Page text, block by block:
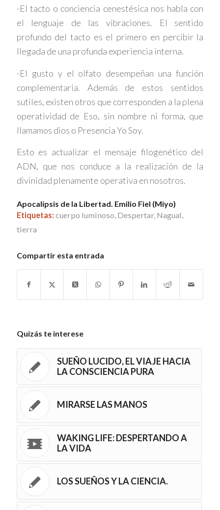
-El tacto o conciencia cenestésica nos habla con
el lenguaje de las vibraciones. El sentido
profundo del tacto es el primero en percibir la
llegada de una profunda experiencia interna.
-El gusto y el olfato desempeñan una función
complementaria. Además de estos sentidos
sutiles, existen otros que corresponden a la plena
operatividad de Eso, sin nombre ni forma, que
llamamos dios o Presencia Yo Soy.
Esto es actualizar el mensaje filogenético del
ADN, que nos conduce a la realización de la
divinidad plenamente operativa en nosotros.
Apocalipsis de la Libertad. Emilio Fiel (Miyo)
Etiquetas: cuerpo luminoso, Despertar, Nagual,
tierra
Compartir esta entrada
Quizás te interese
SUEÑO LUCIDO, EL VIAJE HACIA
LA CONSCIENCIA PURA
MIRARSE LAS MANOS
WAKING LIFE: DESPERTANDO A
LA VIDA
LOS SUEÑOS Y LA CIENCIA.